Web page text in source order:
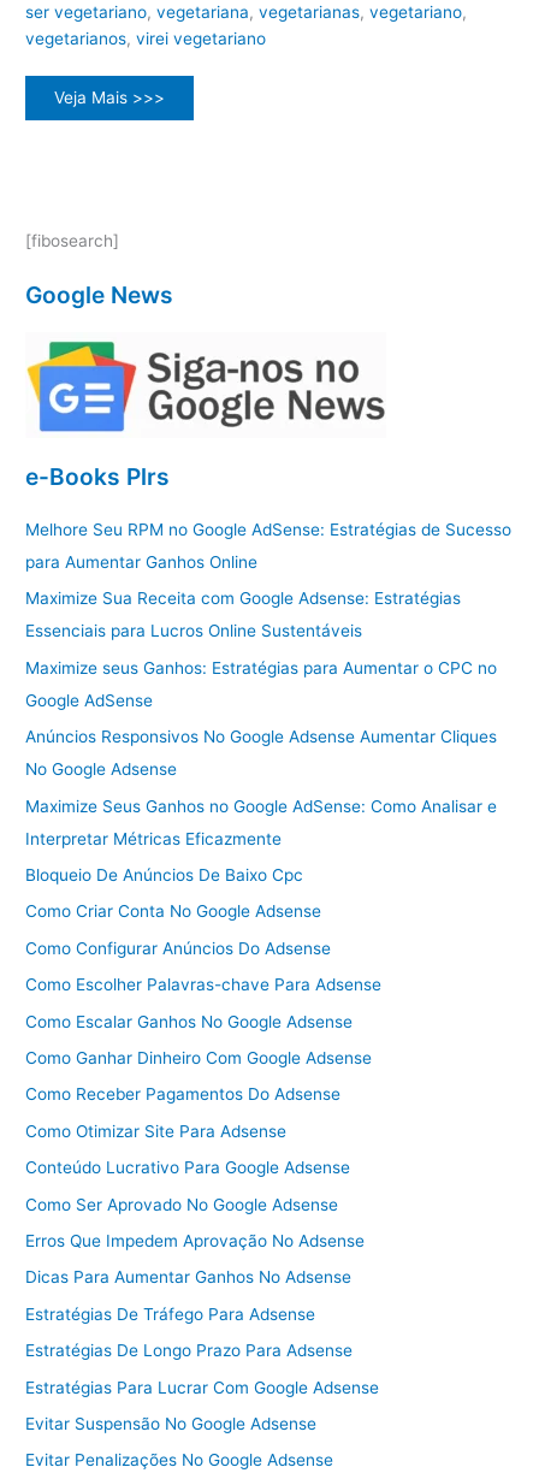
ser vegetariano,vegetariana,vegetarianas,vegetariano,
vegetarianos,virei vegetariano
Explorando
Veja Mais >>>
[fibosearch]
Google News
e-Books Plrs
Melhore Seu RPM no Google AdSense: Estratégias de Sucesso
para Aumentar Ganhos Online
Maximize Sua Receita com Google Adsense: Estratégias
Essenciais para Lucros Online Sustentáveis
Maximize seus Ganhos: Estratégias para Aumentar o CPC no
Google AdSense
Anúncios Responsivos No Google Adsense Aumentar Cliques
No Google Adsense
Maximize Seus Ganhos no Google AdSense: Como Analisar e
Interpretar Métricas Eficazmente
Bloqueio De Anúncios De Baixo Cpc
Como Criar Conta No Google Adsense
Como Configurar Anúncios Do Adsense
Como Escolher Palavras-chave Para Adsense
Como Escalar Ganhos No Google Adsense
Como Ganhar Dinheiro Com Google Adsense
Como Receber Pagamentos Do Adsense
Como Otimizar Site Para Adsense
Conteúdo Lucrativo Para Google Adsense
Como Ser Aprovado No Google Adsense
Erros Que Impedem Aprovação No Adsense
Dicas Para Aumentar Ganhos No Adsense
Estratégias De Tráfego Para Adsense
Estratégias De Longo Prazo Para Adsense
Estratégias Para Lucrar Com Google Adsense
Evitar Suspensão No Google Adsense
Evitar Penalizações No Google Adsense